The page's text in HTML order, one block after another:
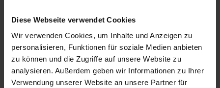
Diese Webseite verwendet Cookies
Wir verwenden Cookies, um Inhalte und Anzeigen zu
personalisieren, Funktionen für soziale Medien anbieten
zu können und die Zugriffe auf unsere Website zu
analysieren. Außerdem geben wir Informationen zu Ihrer
Verwendung unserer Website an unsere Partner für
netto Privatkunden brutto
In den Warenkorb